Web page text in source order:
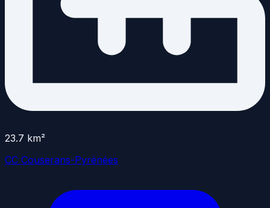
23.7 km²
CC Couserans-Pyrénées